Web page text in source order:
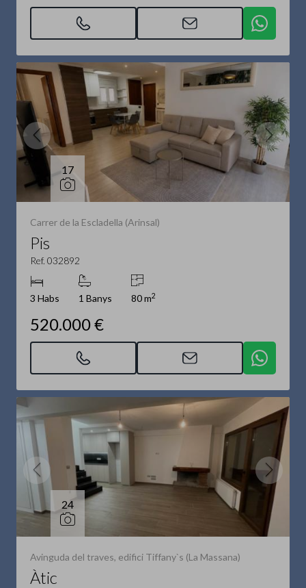
17
Carrer de la Escladella (Arinsal)
Pis
Ref. 032892
3 Habs 1 Banys 80 m2
520.000 €
24
Avinguda del traves, edifici Tiffany`s (La Massana)
Àtic